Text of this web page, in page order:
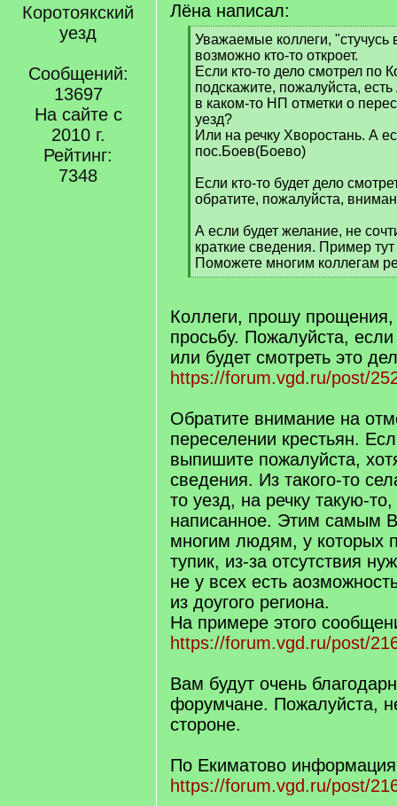
Коротоякский
уезд
Сообщений:
13697
На сайте с
2010 г.
Рейтинг:
7348
Лёна написал:
[
q
]
Уважаемые коллеги, "стучусь
возможно кто-то откроет.
Если кто-то дело смотрел по
подскажите, пожалуйста, есть
в каком-то НП отметки о
уезд?
Или на речку Хворостань. А
пос.Боев(Боево)
Если кто-то будет дело
обратите, пожалуйста,
А если будет желание, не
краткие сведения. Пример тут
Поможете многим коллегам
[
q
]
Коллеги, прошу
просьбу. Пожалуйста,
или будет смотреть это
https://forum.vgd.ru/post/
Обратите внимание на
переселении крестьян.
выпишите пожалуйста,
сведения. Из такого-то
то уезд, на речку такую-
написанное. Этим самым
многим людям, у которых
тупик, из-за отсутствия
не у всех есть
из доугого региона.
На примере этого
https://forum.vgd.ru/post/
Вам будут очень
форумчане. Пожалуйста,
стороне.
По Екиматово информация
https://forum.vgd.ru/post/